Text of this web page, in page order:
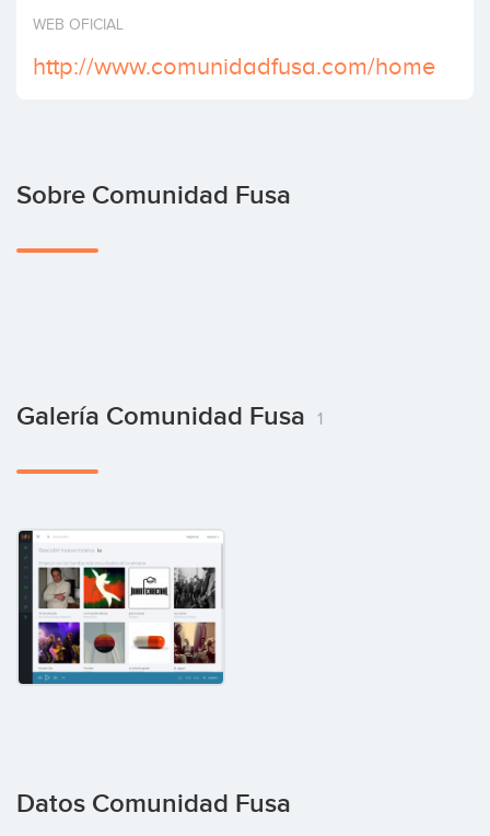
Invertir
WEB OFICIAL
http://www.comunidadfusa.com/home
Sobre Comunidad Fusa
Galería Comunidad Fusa 1
Datos Comunidad Fusa